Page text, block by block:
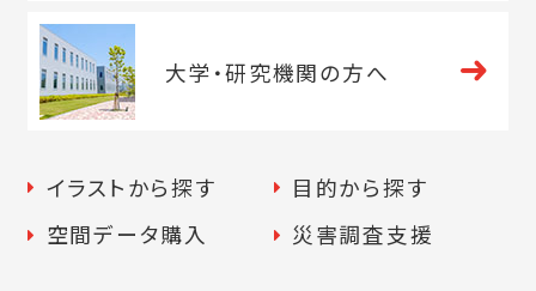
大学・研究機関の方へ
イラストから探す
目的から探す
空間データ購入
災害調査支援